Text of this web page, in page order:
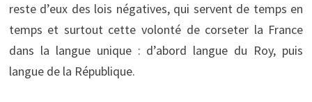
reste d’eux des lois négatives, qui servent de temps en
temps et surtout cette volonté de corseter la France
dans la langue unique : d’abord langue du Roy, puis
langue de la République.